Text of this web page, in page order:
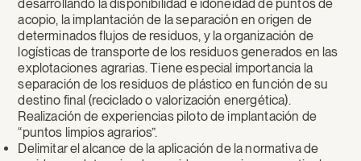
desarrollando la disponibilidad e idoneidad de puntos de
acopio, la implantación de la separación en origen de
determinados flujos de residuos, y la organización de
logísticas de transporte de los residuos generados en las
explotaciones agrarias. Tiene especial importancia la
separación de los residuos de plástico en función de su
destino final (reciclado o valorización energética).
Realización de experiencias piloto de implantación de
“puntos limpios agrarios”.
Delimitar el alcance de la aplicación de la normativa de